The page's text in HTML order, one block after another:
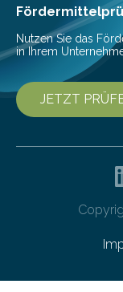
Nutzen Sie das
in Ihrem
JETZT